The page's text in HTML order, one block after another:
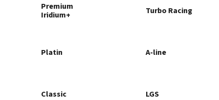
Premium
Iridium+
Turbo Racing
Platin A-line
Classic LGS